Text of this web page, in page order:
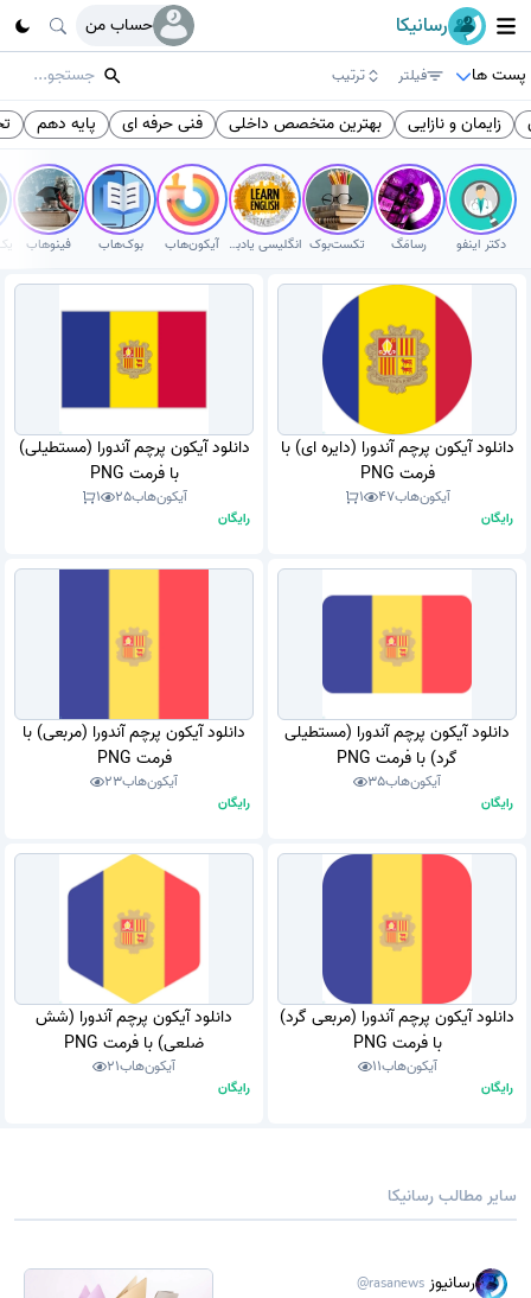
رسانیکا
حساب من
پست ها
فیلتر ترتیب
زایمان و نازایی بهترین متخصص داخلی فنی حرفه ای پایه دهم
دکتر اینفو رسامَگ تکست‌بوک انگلیسی یادبگیر آیکون‌هاب بوک‌هاب فینوهاب
دانلود آیکون پرچم آندورا (دایره ای) با
فرمت PNG
آیکون‌هاب47
1
رایگان
دانلود آیکون پرچم آندورا (مستطیلی)
با فرمت PNG
آیکون‌هاب25
1
رایگان
دانلود آیکون پرچم آندورا (مستطیلی
گرد) با فرمت PNG
آیکون‌هاب35
رایگان
دانلود آیکون پرچم آندورا (مربعی) با
فرمت PNG
آیکون‌هاب23
رایگان
دانلود آیکون پرچم آندورا (مربعی گرد)
با فرمت PNG
آیکون‌هاب11
رایگان
دانلود آیکون پرچم آندورا (شش
ضلعی) با فرمت PNG
آیکون‌هاب21
رایگان
سایر مطالب رسانیکا
رسانیوز @rasanews